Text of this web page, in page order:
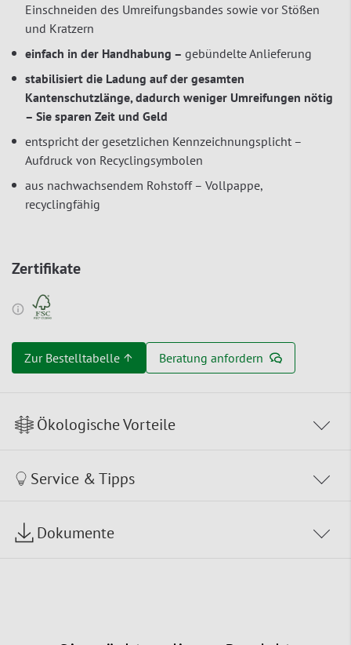
Einschneiden des Umreifungsbandes sowie vor Stößen
und Kratzern
einfach in der Handhabung – gebündelte Anlieferung
stabilisiert die Ladung auf der gesamten
Kantenschutzlänge, dadurch weniger Umreifungen nötig
– Sie sparen Zeit und Geld
entspricht der gesetzlichen Kennzeichnungsplicht –
Aufdruck von Recyclingsymbolen
aus nachwachsendem Rohstoff – Vollpappe,
recyclingfähig
Zertifikate
Zur Bestelltabelle ↑ Beratung anfordern
Ökologische Vorteile
Service & Tipps
Dokumente